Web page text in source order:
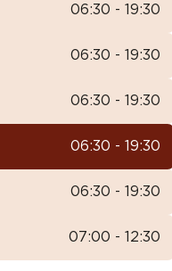
06:30 - 19:30
06:30 - 19:30
06:30 - 19:30
06:30 - 19:30
06:30 - 19:30
07:00 - 12:30